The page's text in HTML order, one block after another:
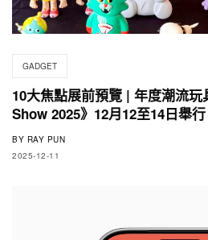
GADGET
10大焦點展前預覽 | 年度潮流
Show 2025》12月12至14日舉行
BY RAY PUN
2025-12-11